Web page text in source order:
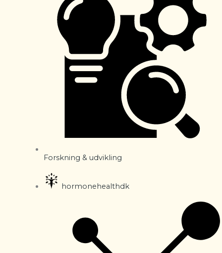
Forskning & udvikling
hormonehealthdk